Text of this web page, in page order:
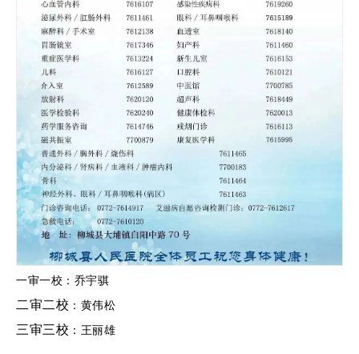
一审一校：乔宇骐
二审二校 ：黄伟松
三审三校 ：王丽雄